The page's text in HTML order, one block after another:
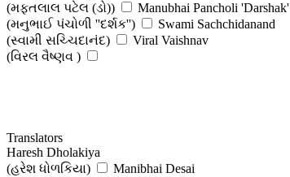
(મફતલાલ પટેલ (ડો))
Manubhai Pancholi 'Darshak'
(મનુભાઈ પંચોળી ''દર્શક'')
Swami Sachchidanand
(સ્વામી સચ્ચિદાનંદ)
Viral Vaishnav
(વિરલ વૈષ્ણવ )
Translators
Haresh Dholakiya
(હરેશ ધોળકિયા)
Manibhai Desai